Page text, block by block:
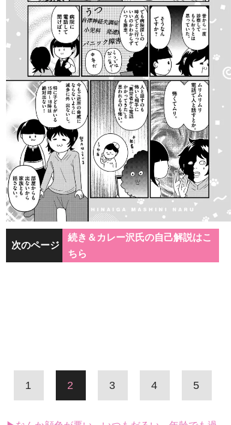
次のページ
続き＆カレー沢氏の自己解説はこ
ちら
1 2 3 4 5